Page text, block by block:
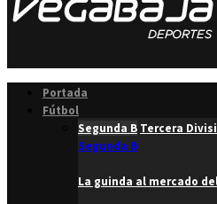
Portada
Fútbol
Segunda B Tercera
Segunda B
La guinda al mercado